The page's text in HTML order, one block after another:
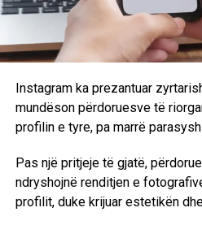
Instagram ka prezantuar
mundëson përdoruesve të
profilin e tyre, pa marrë
Pas një pritjeje të gjatë,
ndryshojnë renditjen e
profilit, duke krijuar estetikën